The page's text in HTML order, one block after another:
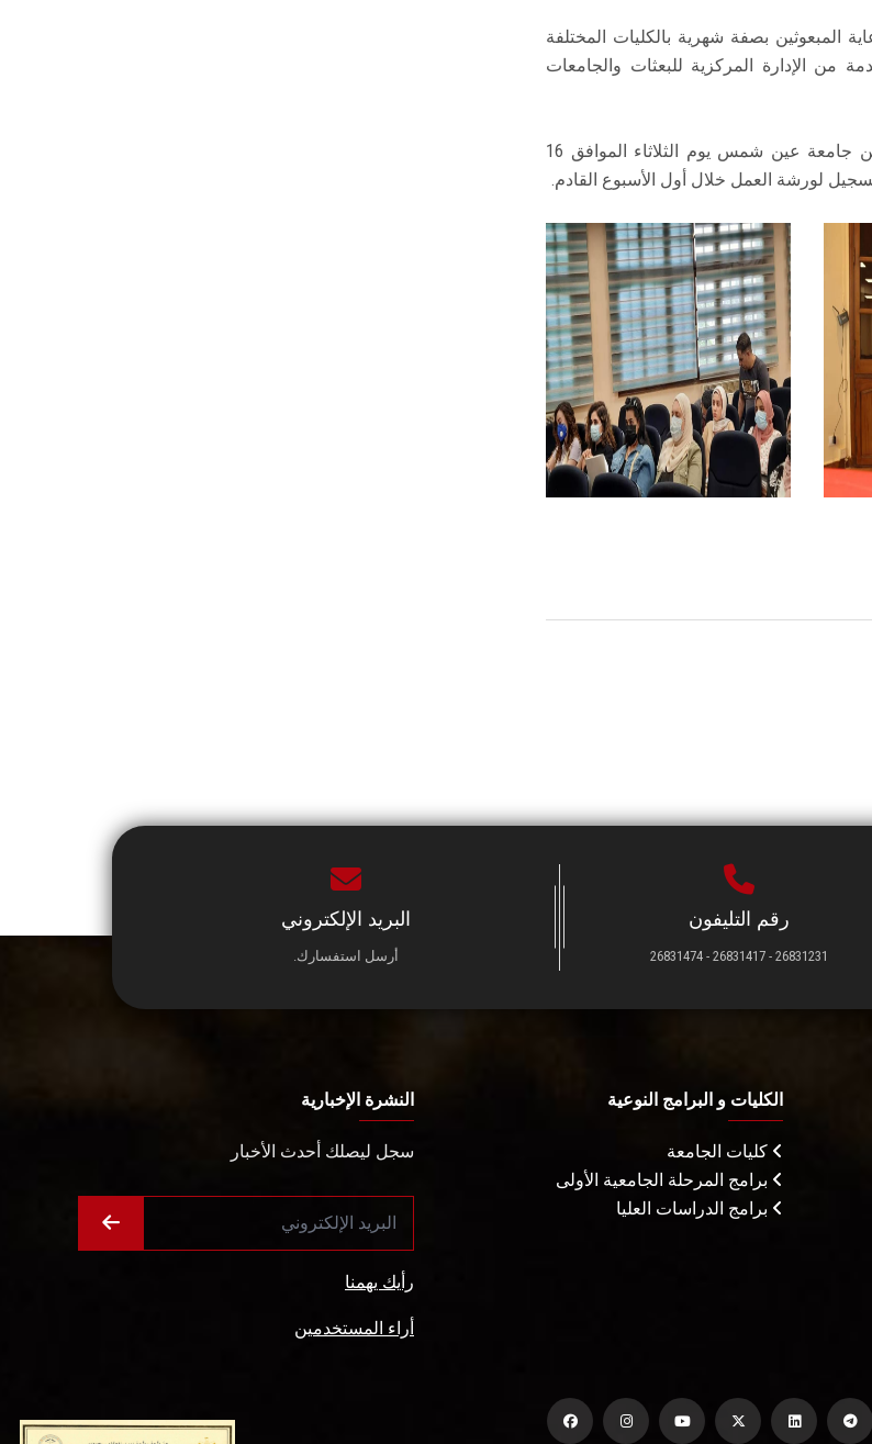
بصفة شهرية بالكليات المختلفة
من الإدارة المركزية للبعثات والجامعات
ومن المقرر انعقاد ورشة العمل الثانية لاختبار الأيلتس بكلية الألسن جامعة عين شمس يوم الثلاثاء الموافق 16
رقم التليفون
26831231 - 26831417 - 26831474
البريد الإلكتروني
أرسل استفسارك.
الكليات و البرامج النوعية
كليات الجامعة
برامج المرحلة الجامعية الأولى
برامج الدراسات العليا
النشرة الإخبارية
سجل ليصلك أحدث الأخبار
رأيك يهمنا
أراء المستخدمين